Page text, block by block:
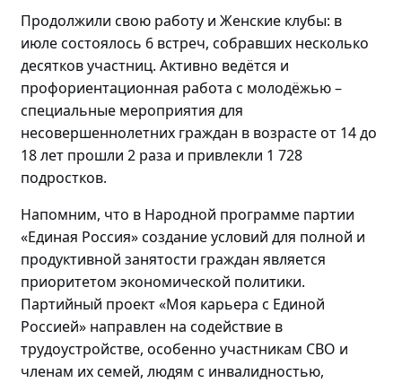
Продолжили свою работу и Женские клубы: в
июле состоялось 6 встреч, собравших несколько
десятков участниц. Активно ведётся и
профориентационная работа с молодёжью–
специальные мероприятия для
несовершеннолетних граждан в возрасте от 14 до
18 лет прошли 2 раза и привлекли 1 728
подростков.
Напомним, что в Народной программе партии
«Единая Россия» создание условий для полной и
продуктивной занятости граждан является
приоритетом экономической политики.
Партийный проект «Моя карьера с Единой
Россией» направлен на содействие в
трудоустройстве, особенно участникам СВО и
членам их семей, людям с инвалидностью,